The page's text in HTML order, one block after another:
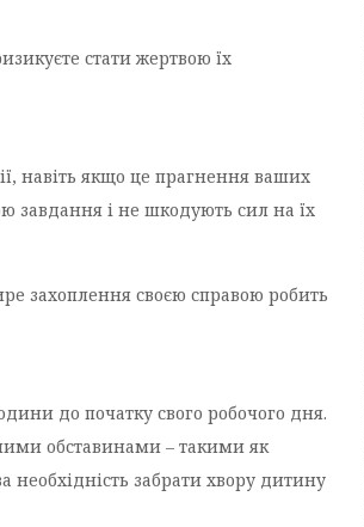
стати жертвою їх
навіть якщо це прагнення ваших
завдання і не шкодують сил на їх
захоплення своєю справою робить
до початку свого робочого дня.
обставинами – такими як
необхідність забрати хвору дитину